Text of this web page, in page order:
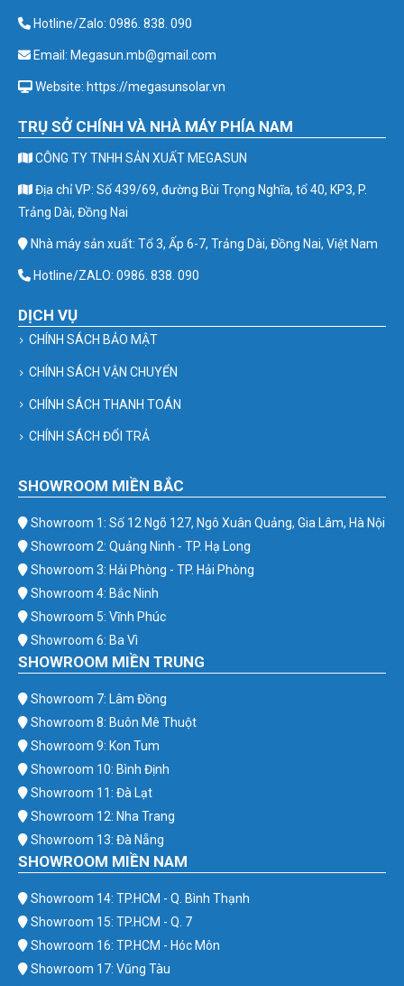
Hotline/Zalo: 0986. 838. 090
Email: Megasun.mb@gmail.com
Website: https://megasunsolar.vn
TRỤ SỞ CHÍNH VÀ NHÀ MÁY PHÍA NAM
CÔNG TY TNHH SẢN XUẤT MEGASUN
Địa chỉ VP: Số 439/69, đường Bùi Trọng Nghĩa, tổ 40, KP3, P.
Trảng Dài, Đồng Nai
Nhà máy sản xuất: Tổ 3, Ấp 6-7, Trảng Dài, Đồng Nai, Việt Nam
Hotline/ZALO: 0986. 838. 090
DỊCH VỤ
CHÍNH SÁCH BẢO MẬT
CHÍNH SÁCH VẬN CHUYỂN
CHÍNH SÁCH THANH TOÁN
CHÍNH SÁCH ĐỔI TRẢ
SHOWROOM MIỀN BẮC
Showroom 1: Số 12 Ngõ 127, Ngô Xuân Quảng, Gia Lâm, Hà Nội
Showroom 2: Quảng Ninh - TP. Hạ Long
Showroom 3: Hải Phòng - TP. Hải Phòng
Showroom 4: Bắc Ninh
Showroom 5: Vĩnh Phúc
Showroom 6: Ba Vì
SHOWROOM MIỀN TRUNG
Showroom 7: Lâm Đồng
Showroom 8: Buôn Mê Thuột
Showroom 9: Kon Tum
Showroom 10: Bình Định
Showroom 11: Đà Lạt
Showroom 12: Nha Trang
Showroom 13: Đà Nẵng
SHOWROOM MIỀN NAM
Showroom 14: TP.HCM - Q. Bình Thạnh
Showroom 15: TP.HCM - Q. 7
Showroom 16: TP.HCM - Hóc Môn
Showroom 17: Vũng Tàu